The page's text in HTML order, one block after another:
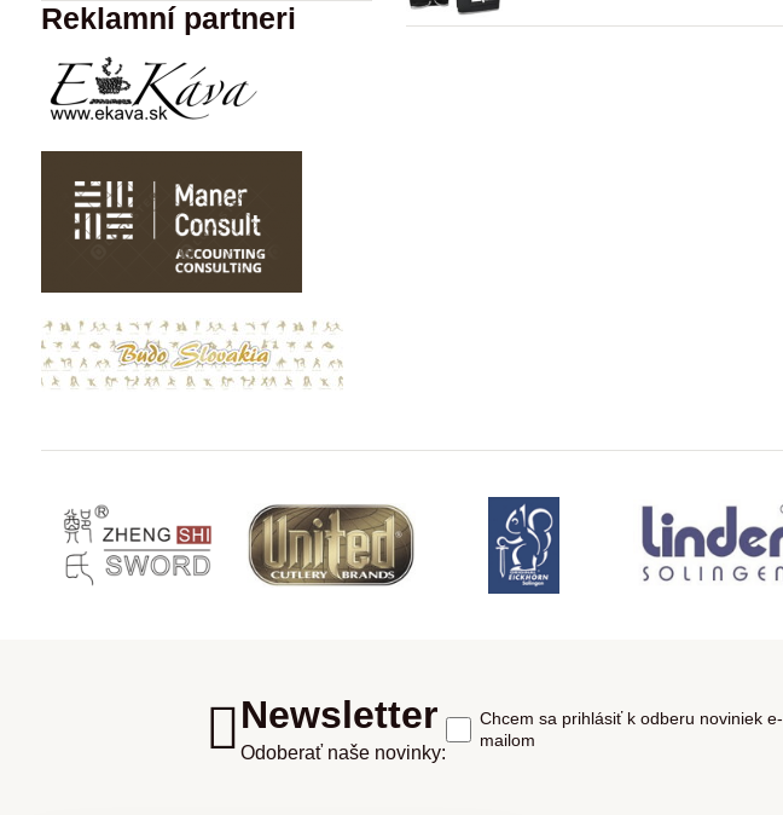
Reklamní partneri
Newsletter
Odoberať naše novinky:
Chcem sa prihlásiť k odberu noviniek e-
mailom